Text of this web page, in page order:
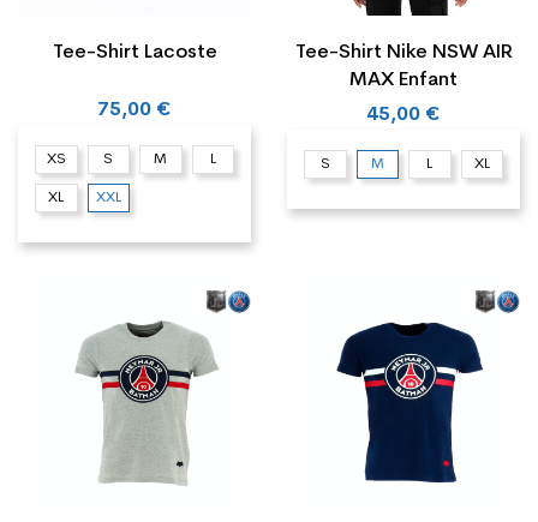
Tee-Shirt Lacoste
75,00 €
XS S M L
XL XXL
Tee-Shirt Nike NSW AIR
MAX Enfant
45,00 €
S M L XL